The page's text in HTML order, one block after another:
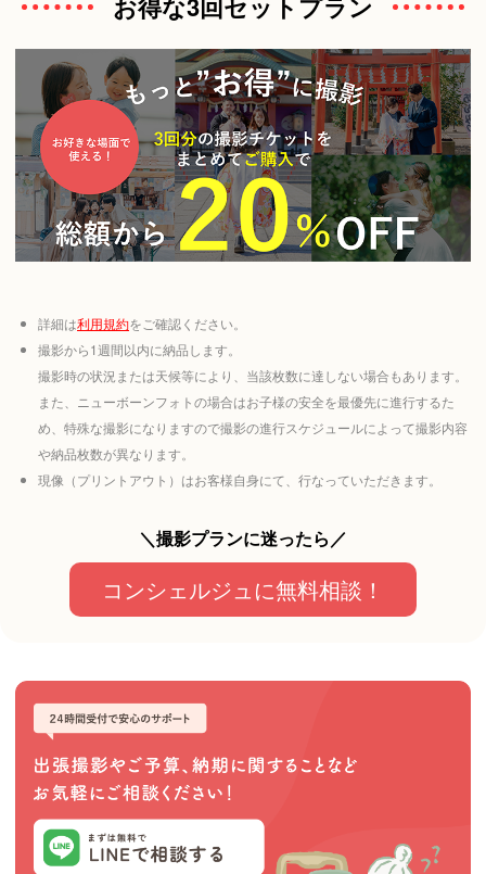
詳細は利用規約をご確認ください。
撮影から1週間以内に納品します。
撮影時の状況または天候等により、当該枚数に達しない場合もあります。
また、ニューボーンフォトの場合はお子様の安全を最優先に進行するた
め、特殊な撮影になりますので撮影の進行スケジュールによって撮影内容
や納品枚数が異なります。
現像（プリントアウト）はお客様自身にて、行なっていただきます。
＼撮影プランに迷ったら／
コンシェルジュに無料相談！